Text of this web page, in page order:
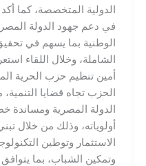
الدولية المتخصصة، كما
في دعم جهود الدولة
الوطنية بما يسهم في
الشاملة، وخلال اللقاء
أمين تنظيم حزب الحرية
الحزب تجاه قضايا
الدولة المصرية ومساندة
أولوياته، وذلك من خلال
الاستثمار وتوطين
وتمكين الشباب، بما